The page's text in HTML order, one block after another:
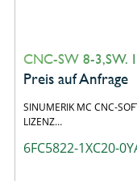
CNC-SW 8-3,SW.
Preis auf Anfrage
SINUMERIK MC CNC-
LIZENZ…
6FC5822-1XC20-